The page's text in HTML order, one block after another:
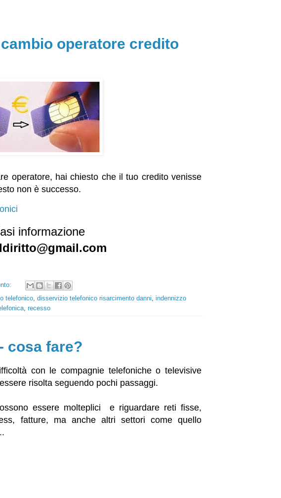
operatore credito
operatore, hai chiesto che il tuo credito venisse
non è successo.
informazione
telefonico, disservizio telefonico risarcimento danni, indennizzo
, recesso
cosa fare?
con le compagnie telefoniche o televisive
risolta seguendo pochi passaggi.
essere molteplici e riguardare reti fisse,
fatture, ma anche altri settori come quello